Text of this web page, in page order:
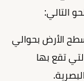
التالي:
الأرض بحوالي
تقع بها